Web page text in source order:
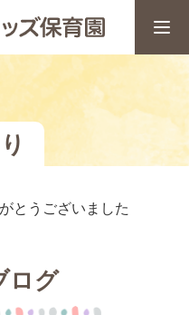
とうございました
ログ